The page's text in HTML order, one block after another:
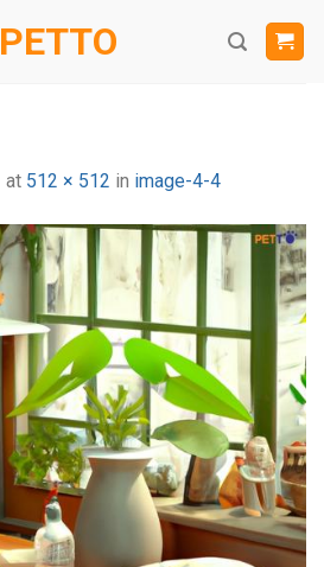
PETTO
at 512 × 512 in image-4-4